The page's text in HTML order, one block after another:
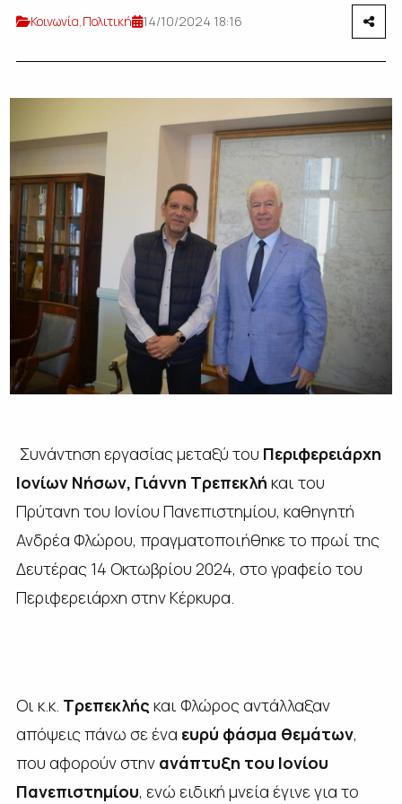
Κοινωνία,Πολιτική 14/10/2024 18:16
Συνάντηση εργασίας μεταξύ του Περιφερειάρχη
Ιονίων Νήσων, Γιάννη Τρεπεκλή και του
Πρύτανη του Ιονίου Πανεπιστημίου, καθηγητή
Ανδρέα Φλώρου, πραγματοποιήθηκε το πρωί της
Δευτέρας 14 Οκτωβρίου 2024, στο γραφείο του
Περιφερειάρχη στην Κέρκυρα.
Οι κ.κ. Τρεπεκλής και Φλώρος αντάλλαξαν
απόψεις πάνω σε ένα ευρύ φάσμα θεμάτων,
που αφορούν στην ανάπτυξη του Ιονίου
Πανεπιστημίου, ενώ ειδική μνεία έγινε για το